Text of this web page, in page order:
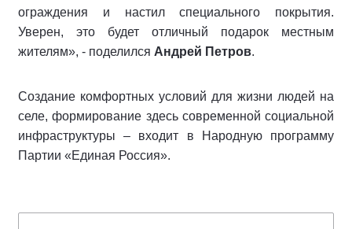
ограждения и настил специального покрытия.
Уверен, это будет отличный подарок местным
жителям», - поделился Андрей Петров.
Создание комфортных условий для жизни людей на
селе, формирование здесь современной социальной
инфраструктуры – входит в Народную программу
Партии «Единая Россия».